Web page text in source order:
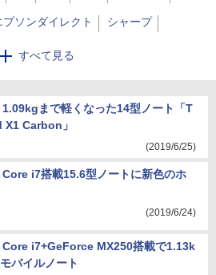
すべて見る
プソンダイレクト シャープ
パナソニック
Surface ThinkPad
1.09kgまで軽くなった14型ノート「T
Carbon」
(2019/6/25)
Core i7搭載15.6型ノートに新色のホ
(2019/6/24)
Core i7+GeForce MX250搭載で1.13k
バイルノート